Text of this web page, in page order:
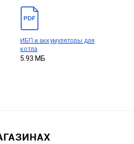
ИБП и аккумуляторы для
котла
5.93 МБ